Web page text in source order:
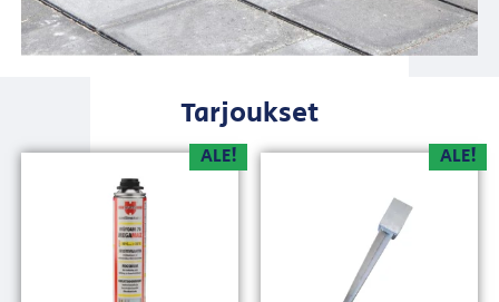
Tarjoukset
ALE! ALE!